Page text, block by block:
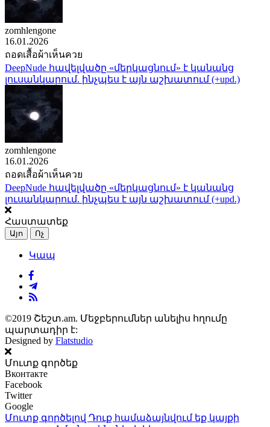
zomhlengone
16.01.2026
ถอดเสื้อผ้าเห็นควย
DeepNude հավելվածը «մերկացնում» է կանանց
լուսանկարում. ինչպես է այն աշխատում (+upd.)
zomhlengone
16.01.2026
ถอดเสื้อผ้าเห็นควย
DeepNude հավելվածը «մերկացնում» է կանանց
լուսանկարում. ինչպես է այն աշխատում (+upd.)
Հաստատեք
Այո Ոչ
Կապ
©2019 Շեշտ.am. Մեջբերումներ անելիս հղումը
պարտադիր է:
Designed by Flatstudio
Մուտք գործեք
Вконтакте
Facebook
Twitter
Google
Մուտք գործելով Դուք համաձայնվում եք կայքի